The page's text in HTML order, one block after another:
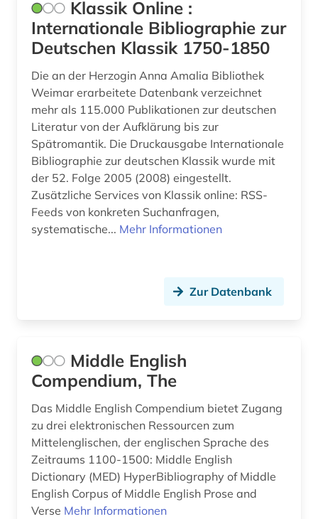
juden (6)
judentum (3)
judenverfolgung (1)
jugend (2)
jugendbuch (1)
jugendliteratur (3)
kafka (1)
kanada (4)
kassel (1)
katalog (4)
kinder (1)
kinder- und hausmärchen (1)
kinderbuch (2)
Klassik Online :
Internationale Bibliographie zur
Deutschen Klassik 1750-1850
Die an der Herzogin Anna Amalia Bibliothek
Weimar erarbeitete Datenbank verzeichnet
mehr als 115.000 Publikationen zur deutschen
Literatur von der Aufklärung bis zur
Spätromantik. Die Druckausgabe Internationale
Bibliographie zur deutschen Klassik wurde mit
der 52. Folge 2005 (2008) eingestellt.
Zusätzliche Services von Klassik online: RSS-
Feeds von konkreten Suchanfragen,
systematische... Mehr Informationen
Zur Datenbank
Middle English
Compendium, The
Das Middle English Compendium bietet Zugang
zu drei elektronischen Ressourcen zum
Mittelenglischen, der englischen Sprache des
Zeitraums 1100-1500: Middle English
Dictionary (MED) HyperBibliography of Middle
English Corpus of Middle English Prose and
Verse Mehr Informationen